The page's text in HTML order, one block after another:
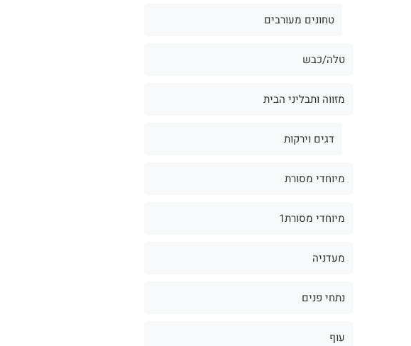
טחונים מעורבים
טלה/כבש
מזווה ותבליני הבית
דגים וירקות
מיוחדי מסורת
מיוחדי מסורת1
מעדניה
נתחי פנים
עוף